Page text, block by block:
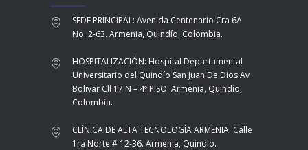
SEDE PRINCIPAL: Avenida Centenario Cra 6A
No. 2-63. Armenia, Quindío, Colombia.
HOSPITALIZACIÓN: Hospital Departamental
Universitario del Quindío San Juan De Dios Av
Bolivar Cll 17 N – 4º PISO. Armenia, Quindío,
Colombia.
CLÍNICA DE ALTA TECNOLOGÍA ARMENIA. Calle
1ra Norte # 12-36. Armenia, Quindío.